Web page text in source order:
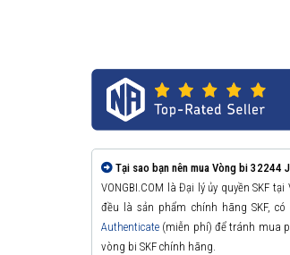
Tại sao bạn nên mua Vòng bi 32244
VONGBI.COM là Đại lý ủy quyền SKF
đều là sản phẩm chính hãng SKF,
Authenticate (miễn phí) để tránh mua
vòng bi SKF chính hãng.